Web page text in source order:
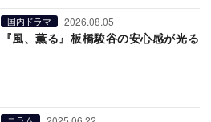
国内ドラマ 2026.08.05
『風、薫る』板橋駿谷の安心感が光る